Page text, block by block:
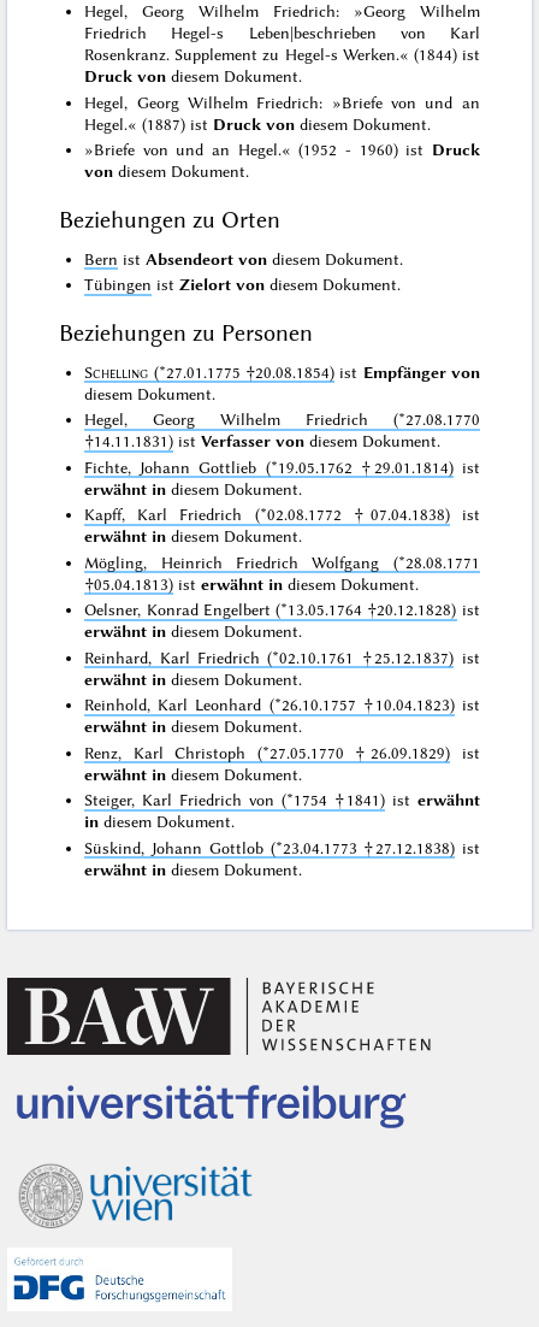
Hegel, Georg Wilhelm Friedrich: »Georg Wilhelm
Friedrich Hegel-s Leben|beschrieben von Karl
Rosenkranz. Supplement zu Hegel-s Werken.« (1844) ist
Druck von diesem Dokument.
Hegel, Georg Wilhelm Friedrich: »Briefe von und an
Hegel.« (1887) ist Druck von diesem Dokument.
»Briefe von und an Hegel.« (1952 - 1960) ist Druck
von diesem Dokument.
Beziehungen zu Orten
Bern ist Absendeort von diesem Dokument.
Tübingen istZielort von diesem Dokument.
Beziehungen zu Personen
Schelling (*27.01.1775 †20.08.1854) ist Empfänger von
diesem Dokument.
Hegel, Georg Wilhelm Friedrich (*27.08.1770
†14.11.1831) istVerfasser von diesem Dokument.
Fichte, Johann Gottlieb (*19.05.1762 †29.01.1814)ist
erwähnt in diesem Dokument.
Kapff, Karl Friedrich (*02.08.1772 †07.04.1838)ist
erwähnt in diesem Dokument.
Mögling, Heinrich Friedrich Wolfgang (*28.08.1771
†05.04.1813) isterwähnt in diesem Dokument.
Oelsner, Konrad Engelbert (*13.05.1764 †20.12.1828) ist
erwähnt in diesem Dokument.
Reinhard, Karl Friedrich (*02.10.1761 †25.12.1837) ist
erwähnt in diesem Dokument.
Reinhold, Karl Leonhard (*26.10.1757 †10.04.1823)ist
erwähnt in diesem Dokument.
Renz, Karl Christoph (*27.05.1770 †26.09.1829) ist
erwähnt in diesem Dokument.
Steiger, Karl Friedrich von (*1754 †1841)ist erwähnt
in diesem Dokument.
Süskind, Johann Gottlob (*23.04.1773 †27.12.1838) ist
erwähnt in diesem Dokument.